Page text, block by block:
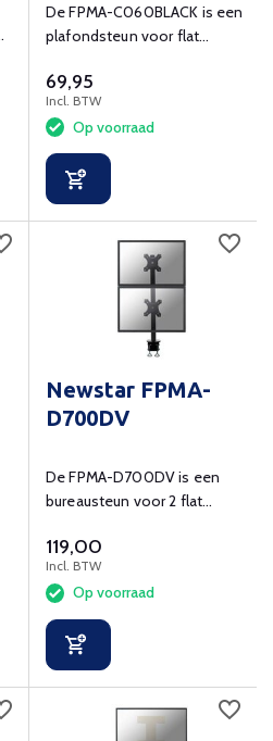
De FPMA-C060BLACK is een
plafondsteun voor flat
69,95
Incl. BTW
Op voorraad
Newstar FPMA-
D700DV
De FPMA-D700DV is een
bureausteun voor 2 flat
119,00
Incl. BTW
Op voorraad